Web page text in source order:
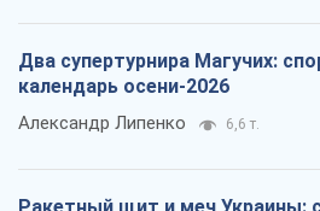
Два супертурнира Магучих:
календарь осени-2026
Александр Липенко 6,6 т.